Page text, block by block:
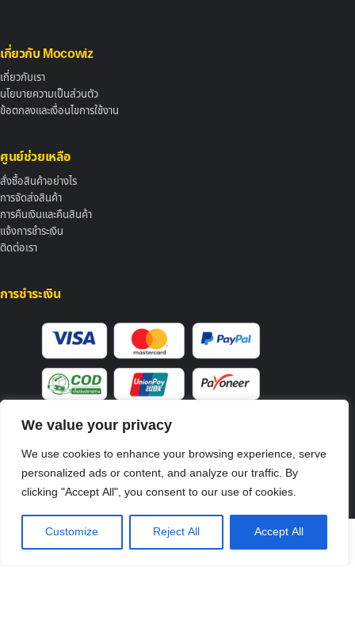
We value your privacy
We use cookies to enhance your browsing experience, serve
personalized ads or content, and analyze our traffic. By
clicking "Accept All", you consent to our use of cookies.
Customize Reject All Accept All
เกี่ยวกับ Mocowiz
เกี่ยวกับเรา
นโยบายความเป็นส่วนตัว
ข้อตกลงและเงื่อนไขการใช้งาน
ศูนย์ช่วยเหลือ
สั่งซื้อสินค้าอย่างไร
การจัดส่งสินค้า
การคืนเงินและคืนสินค้า
แจ้งการชำระเงิน
ติดต่อเรา
การชำระเงิน
บริการจัดส่ง